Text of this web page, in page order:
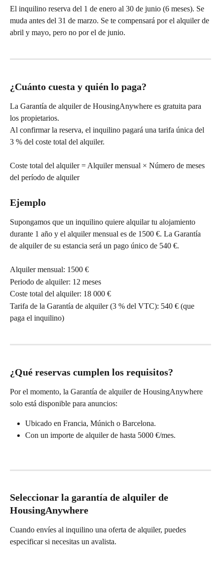
El inquilino reserva del 1 de enero al 30 de junio (6 meses). Se
muda antes del 31 de marzo. Se te compensará por el alquiler de
abril y mayo, pero no por el de junio.
¿Cuánto cuesta y quién lo paga?
La Garantía de alquiler de HousingAnywhere es gratuita para
los propietarios.
Al confirmar la reserva, el inquilino pagará una tarifa única del
3 % del coste total del alquiler.
Coste total del alquiler = Alquiler mensual × Número de meses
del período de alquiler
Ejemplo
Supongamos que un inquilino quiere alquilar tu alojamiento
durante 1 año y el alquiler mensual es de 1500 €. La Garantía
de alquiler de su estancia será un pago único de 540 €.
Alquiler mensual: 1500 €
Periodo de alquiler: 12 meses
Coste total del alquiler: 18 000 €
Tarifa de la Garantía de alquiler (3 % del VTC): 540 € (que
paga el inquilino)
¿Qué reservas cumplen los requisitos?
Por el momento, la Garantía de alquiler de HousingAnywhere
solo está disponible para anuncios:
Ubicado en Francia, Múnich o Barcelona.
Con un importe de alquiler de hasta 5000 €/mes.
Seleccionar la garantía de alquiler de
HousingAnywhere
Cuando envíes al inquilino una oferta de alquiler, puedes
especificar si necesitas un avalista.